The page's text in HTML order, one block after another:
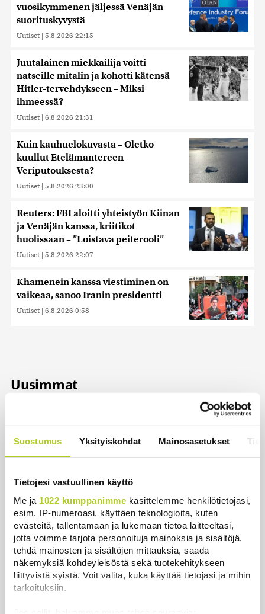
Suostumus Yksityiskohdat Mainosasetukset
Tietojesi vastuullinen käyttö
Me ja 1022 kumppanimme käsittelemme henkilötietojasi,
esim. IP-numeroasi, käyttäen teknologioita, kuten
evästeitä, tallentamaan ja lukemaan tietoa laitteeltasi,
jotta voimme tarjota personoituja mainoksia ja sisältöjä,
tehdä mainosten ja sisältöjen mittauksia, saada
näkemyksiä kohdeyleisöstä sekä tuotekehitykseen
liittyvistä syistä. Voit valita, kuka käyttää tietojasi ja mihin
tarkoituksiin.
vuosikymmenen jäljessä Venäjän
suorituskyvystä
Uutiset | 5.8.2026 22:15
Juutalainen miekkailija voitti
natseille mitalin ja kohotti kätensä
Hitler-tervehdykseen – Miksi
ihmeessä?
Uutiset | 6.8.2026 21:31
Kuin kauhuelokuvasta – Oletko
kuullut Etelämantereen
Veriputouksesta?
Uutiset | 5.8.2026 23:00
Reuters: FBI aloitti yhteistyön Kiinan
ja Venäjän kanssa, kriitikot
huolissaan – ”Loistava peiterooli”
Uutiset | 5.8.2026 22:07
Khamenein kanssa viestiminen on
vaikeaa, sanoo Iranin presidentti
Uutiset | 6.8.2026 0:58
Uusimmat
Ehtisitkö kosia sekunnissa? – Karkaussekunti on
tiedepiireissä kehitetty kummajainen, jonka haitat
ajoivat hyötyjen yli
Reuters: Ukraina on tuhonnut yli miljoona
Uutiset 7.8.2026 21:55
Palautitko puistosta löydetyt pullot tai pakastitko
marjat ennen myyntiä? Verottaja vaatii osansa
Uutiset | 7.8.2026 21:42
Timo Laaninen julistaa Wille Rydmanin Suomen